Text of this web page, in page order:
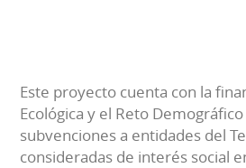
Este proyecto cuenta con la
Ecológica y el Reto
subvenciones a entidades del
consideradas de interés social